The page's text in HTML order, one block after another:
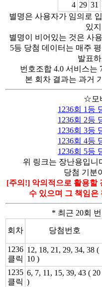
4 29 31
별명은 사용자가 임의로
있
별명이 비어있는 것은 사
5등 당첨 데이터는 매주
발표
번호조합 4.0 서비스는
본 회차 결과는 과거
☆모
1236회 1등
1236회 2등
1236회 3등
1236회 4등
1236회 5등
위 링크는 장난용입니
당첨 기분
[주의!] 악의적으로 활용할
수 있으며 그 책임은
* 최근 20회
회차 당첨번호
1236
클릭
12, 18, 21, 29, 34, 38 (
10 )
1235
클릭
6, 7, 11, 15, 39, 43 ( 20
)